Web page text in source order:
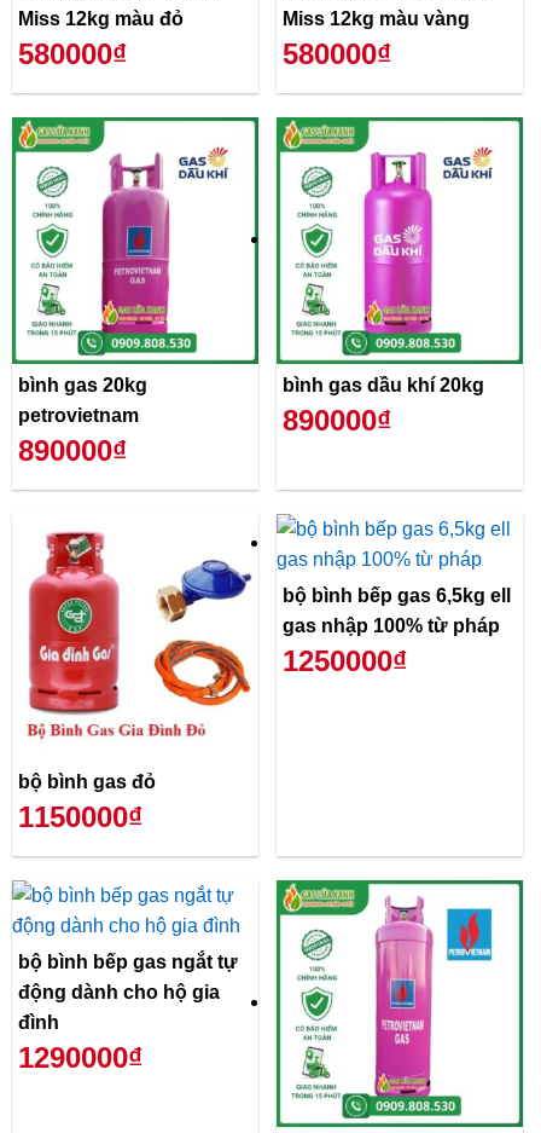
Miss 12kg màu đỏ
580000₫
Miss 12kg màu vàng
580000₫
bình gas 20kg
petrovietnam
890000₫
bình gas dầu khí 20kg
890000₫
bộ bình gas đỏ
1150000₫
bộ bình bếp gas 6,5kg ell
gas nhập 100% từ pháp
1250000₫
bộ bình bếp gas ngắt tự
động dành cho hộ gia
đình
1290000₫